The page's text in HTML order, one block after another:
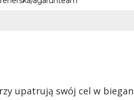
upatrują swój cel w